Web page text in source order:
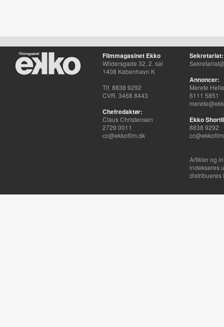
Filmmagasinet Ekko
Wildersgade 32, 2. sal
1408 København K
Tlf. 8838 9292
CVR. 3468 8443
Chefredaktør:
Claus Christensen
2729 0011
cc@ekkofilm.dk
Sekretariat:
Annoncer:
Merete
6111 5851
Ekko
8838 9292
Artikler og
indekseres
distribueres